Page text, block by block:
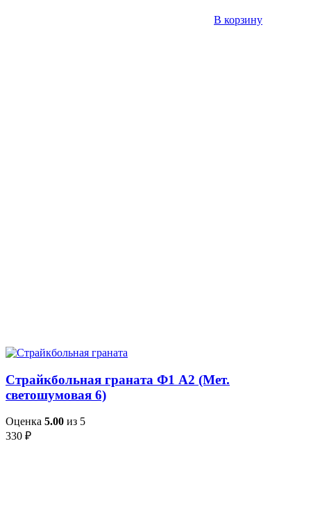
В корзину
Страйкбольная граната Ф1 А2 (Мет.
светошумовая 6)
Оценка 5.00 из 5
330 ₽